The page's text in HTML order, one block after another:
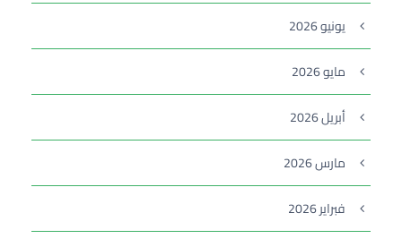
يونيو 2026
مايو 2026
أبريل 2026
مارس 2026
فبراير 2026